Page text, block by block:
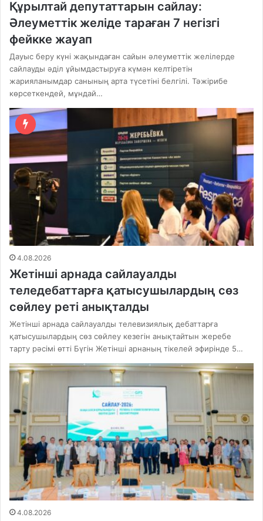
Құрылтай депутаттарын сайлау:
Әлеуметтік желіде тараған 7 негізгі
фейкке жауап
Дауыс беру күні жақындаған сайын әлеуметтік желілерде
сайлауды әділ ұйымдастыруға күмән келтіретін
жарияланымдар санының арта түсетіні белгілі. Тәжірибе
көрсеткендей, мұндай…
4.08.2026
Жетінші арнада сайлауалды
теледебаттарға қатысушылардың сөз
сөйлеу реті анықталды
Жетінші арнада сайлауалды телевизиялық дебаттарға
қатысушылардың сөз сөйлеу кезегін анықтайтын жеребе
тарту рәсімі өтті Бүгін Жетінші арнаның тікелей эфирінде 5…
4.08.2026